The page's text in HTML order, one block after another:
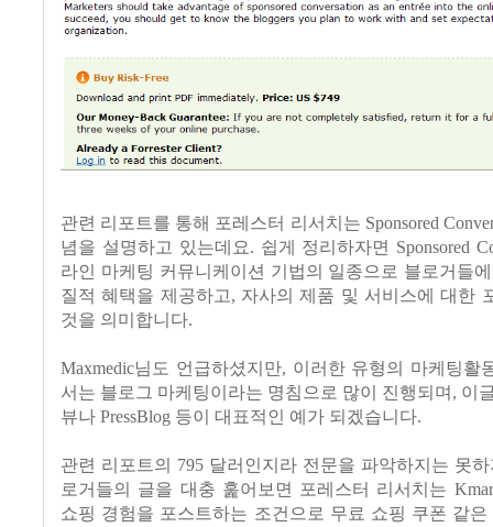
관련 리포트를 통해 포레스터 리서치는 Sponsored
념을 설명하고 있는데요. 쉽게 정리하자면 Sponsored
라인 마케팅 커뮤니케이션 기법의 일종으로 블로거들
질적 혜택을 제공하고, 자사의 제품 및 서비스에 대한
것을 의미합니다.
Maxmedic님도 언급하셨지만, 이러한 유형의 마케팅활
서는 블로그 마케팅이라는 명침으로 많이 진행되며 , 이
뷰나 PressBlog 등이 대표적인 예가 되겠습니다.
관련 리포트의 795 달러인지라 전문을 파악하지는 못
로거들의 글을 대충 훑어보면 포레스터 리서치는
쇼핑 경험을 포스트하는 조건으로 무료 쇼핑 쿠폰 같